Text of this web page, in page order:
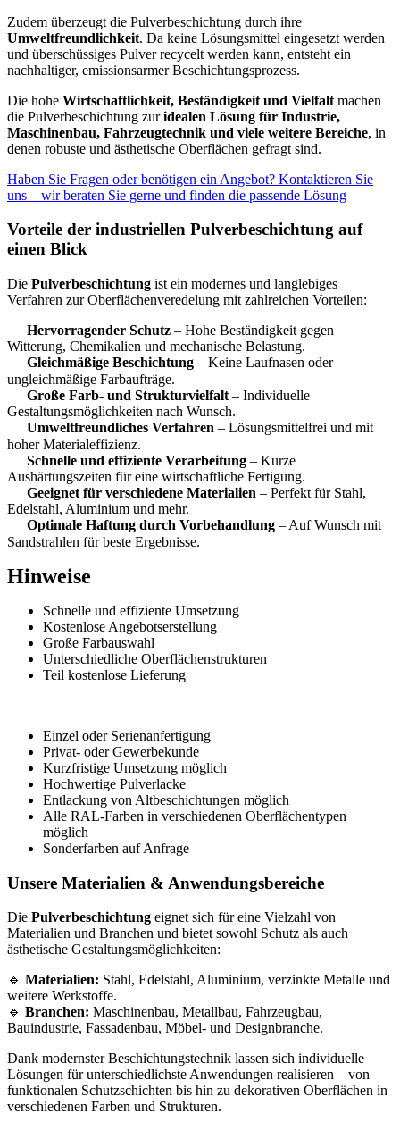
Zudem überzeugt die Pulverbeschichtung durch ihre
Umweltfreundlichkeit. Da keine Lösungsmittel eingesetzt werden
und überschüssiges Pulver recycelt werden kann, entsteht ein
nachhaltiger, emissionsarmer Beschichtungsprozess.
Die hohe Wirtschaftlichkeit, Beständigkeit und Vielfalt machen
die Pulverbeschichtung zuridealen Lösung für Industrie,
Maschinenbau, Fahrzeugtechnik und viele weitere Bereiche, in
denen robuste und ästhetische Oberflächen gefragt sind.
Haben Sie Fragen oder benötigen ein Angebot? Kontaktieren Sie
uns – wir beraten Sie gerne und finden die passende Lösung
Vorteile der industriellen Pulverbeschichtung auf
einen Blick
Die Pulverbeschichtung ist ein modernes und langlebiges
Verfahren zur Oberflächenveredelung mit zahlreichen Vorteilen:
Hervorragender Schutz – Hohe Beständigkeit gegen
Witterung, Chemikalien und mechanische Belastung.
Gleichmäßige Beschichtung – Keine Laufnasen oder
ungleichmäßige Farbaufträge.
Große Farb- und Strukturvielfalt – Individuelle
Gestaltungsmöglichkeiten nach Wunsch.
Umweltfreundliches Verfahren – Lösungsmittelfrei und mit
hoher Materialeffizienz.
Schnelle und effiziente Verarbeitung – Kurze
Aushärtungszeiten für eine wirtschaftliche Fertigung.
Geeignet für verschiedene Materialien – Perfekt für Stahl,
Edelstahl, Aluminium und mehr.
Optimale Haftung durch Vorbehandlung – Auf Wunsch mit
Sandstrahlen für beste Ergebnisse.
Hinweise
Schnelle und effiziente Umsetzung
Kostenlose Angebotserstellung
Große Farbauswahl
Unterschiedliche Oberflächenstrukturen
Teil kostenlose Lieferung
Einzel oder Serienanfertigung
Privat- oder Gewerbekunde
Kurzfristige Umsetzung möglich
Hochwertige Pulverlacke
Entlackung von Altbeschichtungen möglich
Alle RAL-Farben in verschiedenen Oberflächentypen
möglich
Sonderfarben auf Anfrage
Unsere Materialien & Anwendungsbereiche
Die Pulverbeschichtung eignet sich für eine Vielzahl von
Materialien und Branchen und bietet sowohl Schutz als auch
ästhetische Gestaltungsmöglichkeiten:
🔹 Materialien: Stahl, Edelstahl, Aluminium, verzinkte Metalle und
weitere Werkstoffe.
🔹 Branchen: Maschinenbau, Metallbau, Fahrzeugbau,
Bauindustrie, Fassadenbau, Möbel- und Designbranche.
Dank modernster Beschichtungstechnik lassen sich individuelle
Lösungen für unterschiedlichste Anwendungen realisieren – von
funktionalen Schutzschichten bis hin zu dekorativen Oberflächen in
verschiedenen Farben und Strukturen.